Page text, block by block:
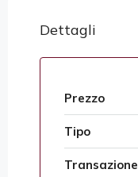
Dettagli
Prezzo
Tipo
Transazione